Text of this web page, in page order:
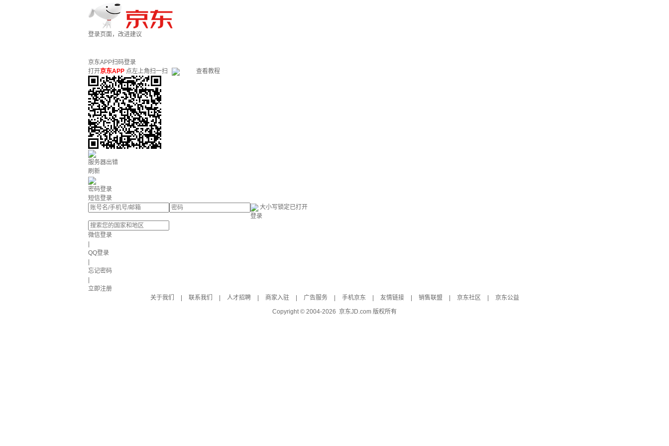
登录页面，改进建议
京东APP扫码登录
打开京东APP 点左上角扫一扫 查看教程
服务器出错
刷新
密码登录
短信登录
大小写锁定已打开
登录
微信登录
QQ登录
忘记密码
立即注册
关于我们
联系我们 人才招聘 商家入驻 广告服务 手机京东 友情链接 销售联盟 京东社区
京东公益
Copyright © 2004-2026 京东JD.com 版权所有